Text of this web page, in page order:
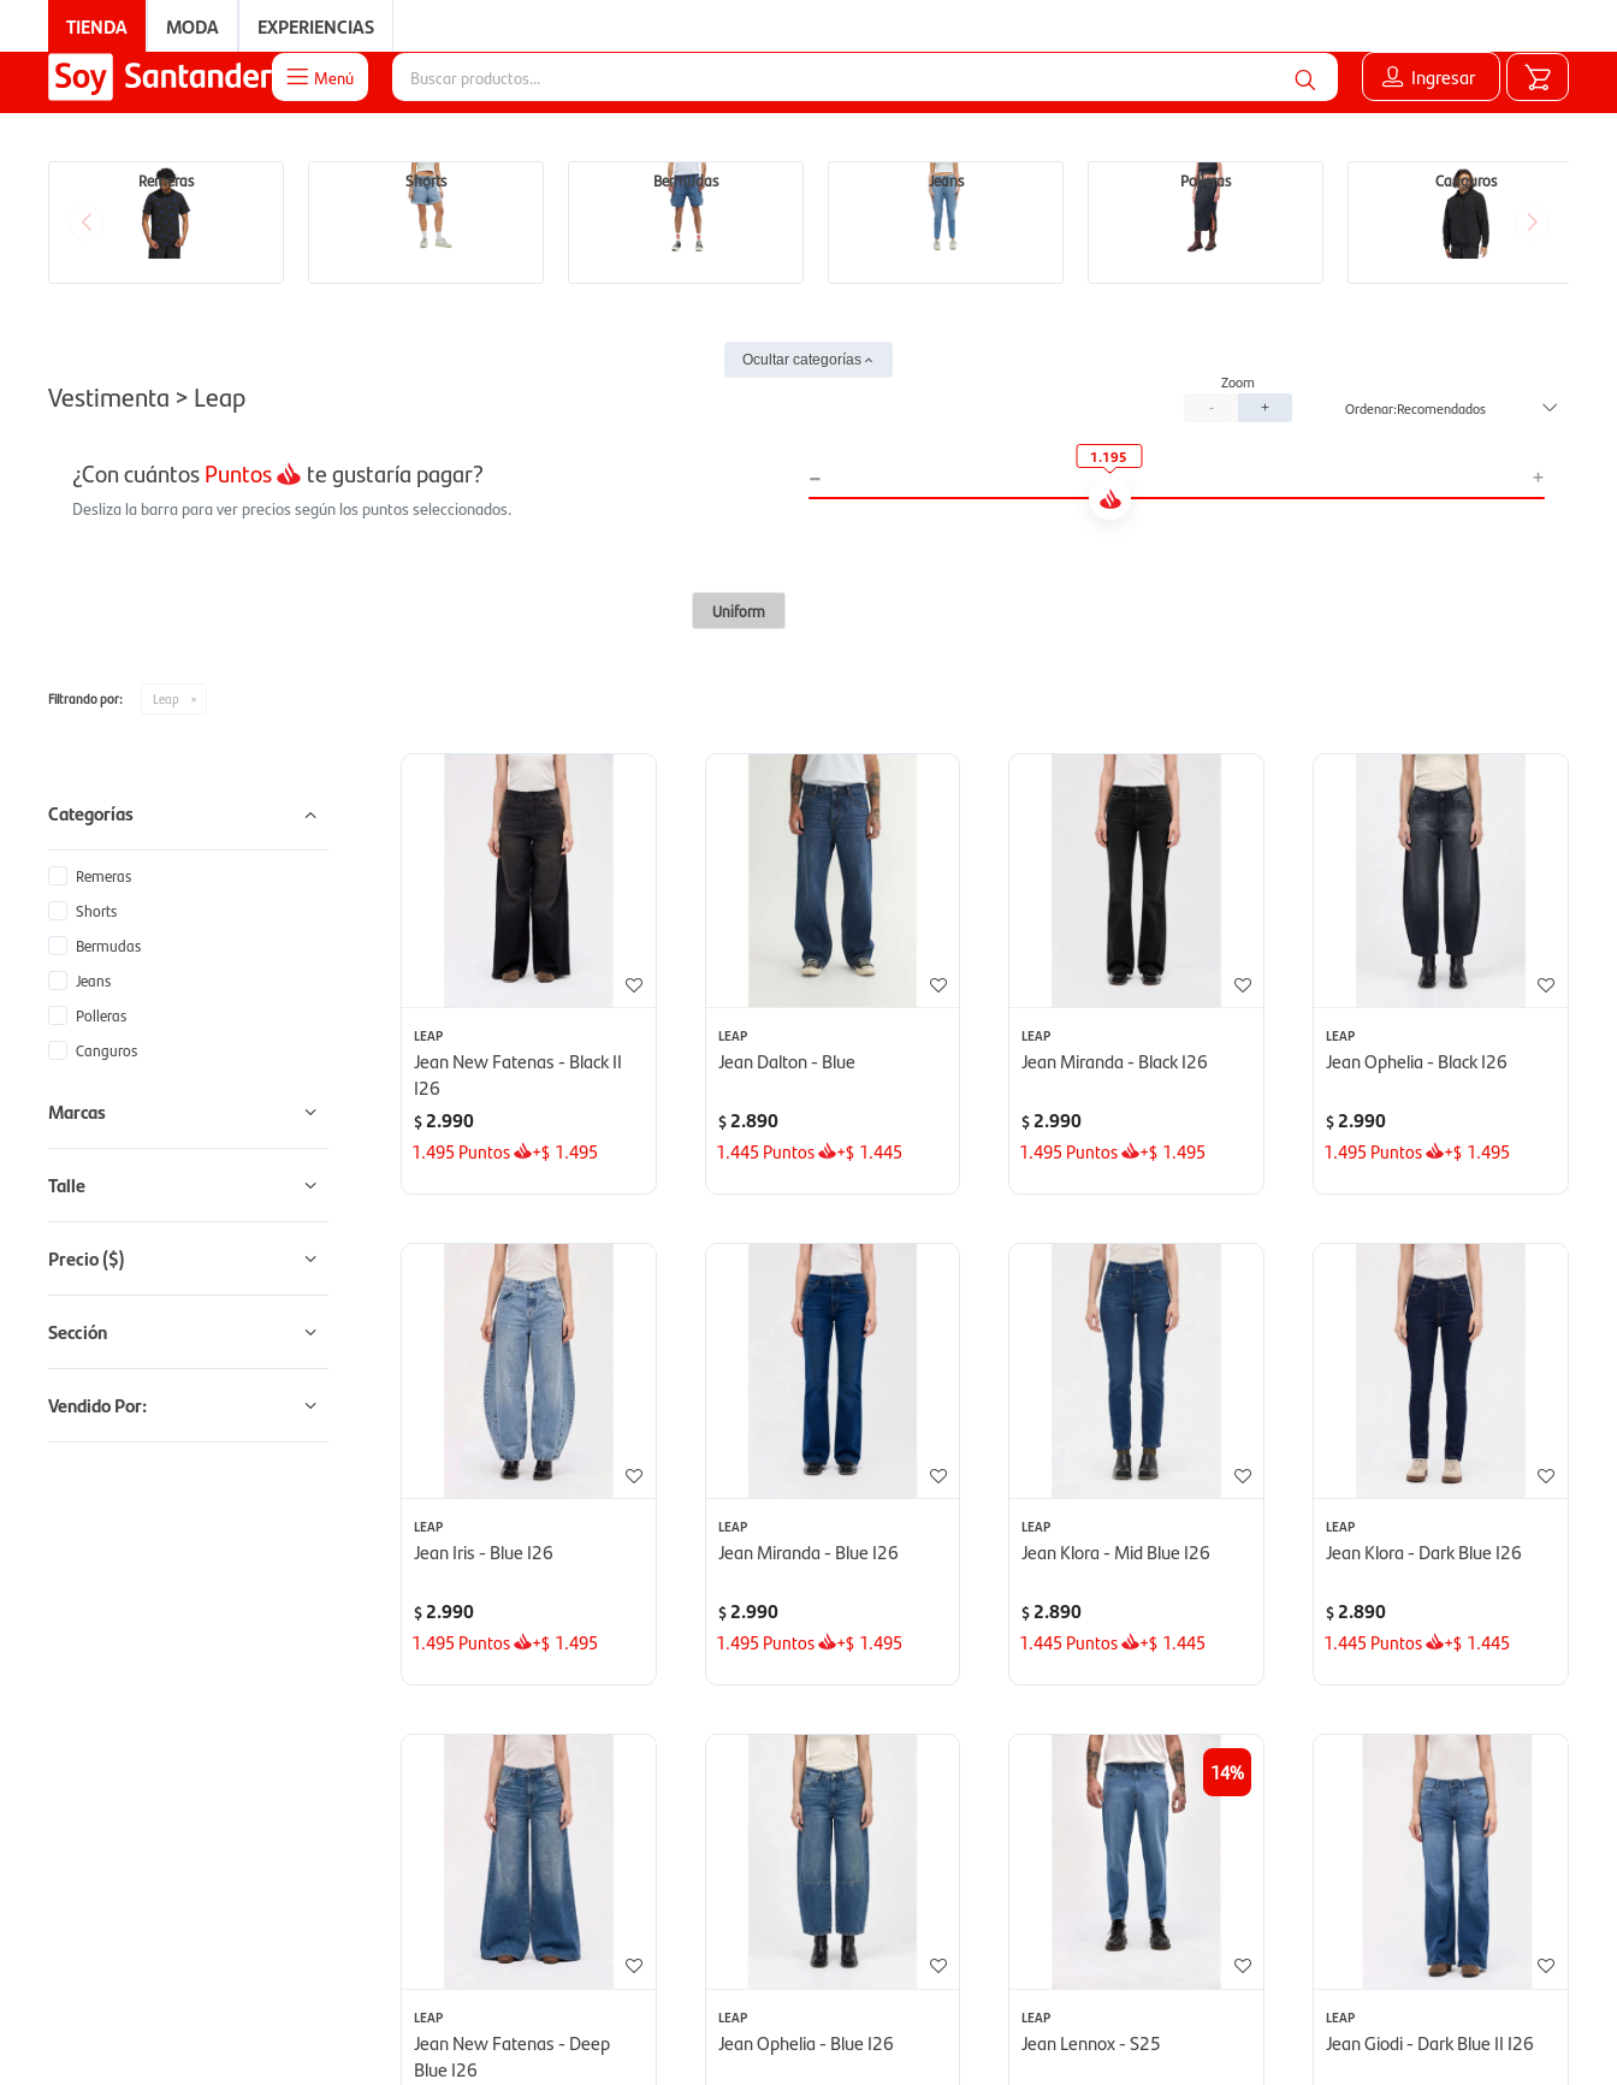
TIENDA MODA EXPERIENCIAS
 Menú Ingresar
Remeras Shorts Bermudas Jeans Polleras Canguros
Ocultar categorías
Vestimenta > Leap - + Recomendados
¿Con cuántosPuntos te gustaría pagar?
Desliza la barra para ver precios según los puntos seleccionados.
- +
1.195
Uniform
Filtrando por: Leap
LEAP
Jean New Fatenas - Black II
I26
$2.990
1.495 Puntos +$ 1.495
LEAP
Jean Dalton - Blue
$2.890
1.445 Puntos +$ 1.445
LEAP
Jean Miranda - Black I26
$2.990
1.495 Puntos +$ 1.495
LEAP
Jean Ophelia - Black I26
$2.990
1.495 Puntos +$ 1.495
LEAP
Jean Iris - Blue I26
$2.990
1.495 Puntos +$ 1.495
LEAP
Jean Miranda - Blue I26
$2.990
1.495 Puntos +$ 1.495
LEAP
Jean Klora - Mid Blue I26
$2.890
1.445 Puntos +$ 1.445
LEAP
Jean Klora - Dark Blue I26
$2.890
1.445 Puntos +$ 1.445
LEAP
Jean New Fatenas - Deep
Blue I26
LEAP
Jean Ophelia - Blue I26
14
LEAP
Jean Lennox - S25
LEAP
Jean Giodi - Dark Blue II I26
Categorías
Remeras
Shorts
Bermudas
Jeans
Polleras
Canguros
Marcas
Talle
Precio($)
Sección
Vendido Por: